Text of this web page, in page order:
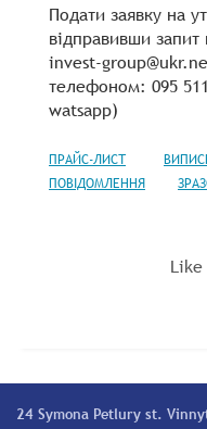
Подати заявку на
відправивши
invest-
телефоном: 095
watsapp)
ПРАЙС-ЛИСТ
ПОВІДОМЛЕННЯ
24 Symona Petlury st.